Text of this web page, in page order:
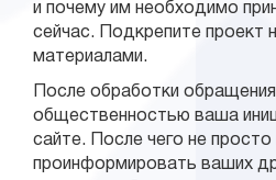
и почему им необходимо
сейчас. Подкрепите проект
материалами.
После обработки
общественностью ваша
сайте. После чего не
проинформировать ваших